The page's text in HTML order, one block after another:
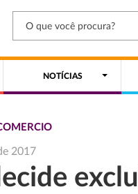
NOTÍCIAS
2017